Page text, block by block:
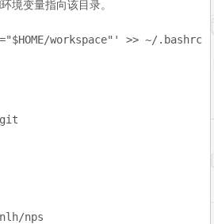
境变量指向该目录。
workspace"'